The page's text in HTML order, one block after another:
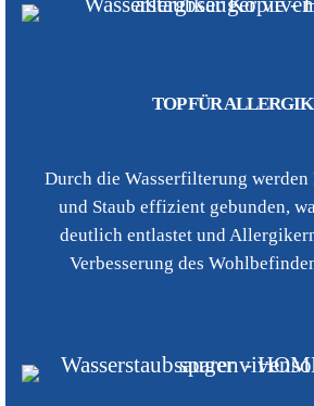
TOP FÜR
Durch die Wasserfilterung werden
und Staub effizient gebunden,
deutlich entlastet und
Verbesserung des